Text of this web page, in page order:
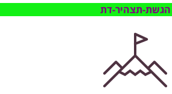
הגשת-תצהיר-דת